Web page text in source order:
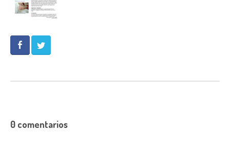
0 comentarios